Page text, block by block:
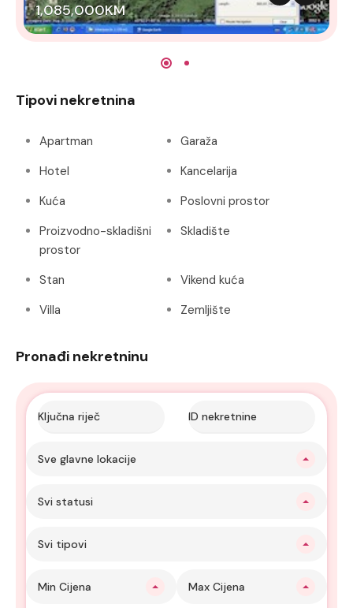
1,085,000KM
Tipovi nekretnina
Apartman
Garaža
Hotel
Kancelarija
Kuća
Poslovni prostor
Proizvodno-skladišni
prostor
Skladište
Stan
Vikend kuća
Villa
Zemljište
Pronađi nekretninu
Sve glavne lokacije
Svi statusi
Svi tipovi
Min Cijena Max Cijena